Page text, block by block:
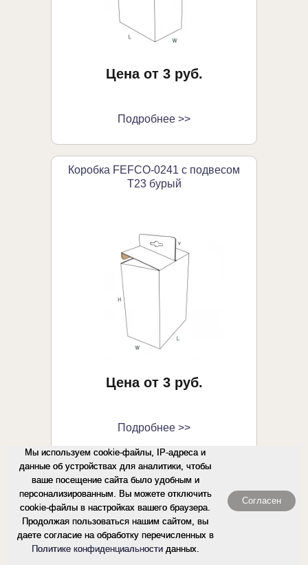
Мы используем cookie-файлы, IP-адреса и
данные об устройствах для аналитики, чтобы
ваше посещение сайта было удобным и
персонализированным. Вы можете отключить
cookie-файлы в настройках вашего браузера.
Продолжая пользоваться нашим сайтом, вы
даете согласие на обработку перечисленных в
Политике конфиденциальностиданных.
Согласен
Цена от 3 руб.
Подробнее >>
Коробка FEFCO-0241 с подвесом
Т23 бурый
Цена от 3 руб.
Подробнее >>
Коробка FEFCO-0242 с подвесом
Т23 бурый